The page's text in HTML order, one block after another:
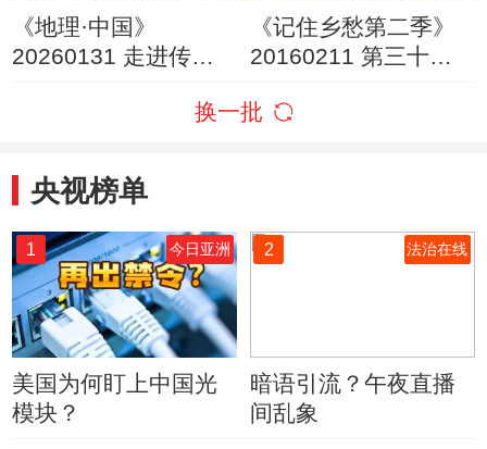
《地理·中国》
20260131 走进传奇
《记住乡愁第二季》
20160211 第三十八
贤
换一批
央视榜单
1 今日亚洲
美国为何盯上中国光
模块？
2 法治在线
暗语引流？午夜直播
间乱象